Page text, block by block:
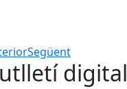
Següent
digital